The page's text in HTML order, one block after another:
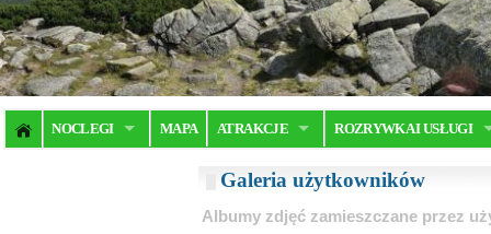
NOCLEGI MAPA ATRAKCJE ROZRYWKA I USŁUGI
Galeria użytkowników
Albumy zdjęć zamieszczane przez